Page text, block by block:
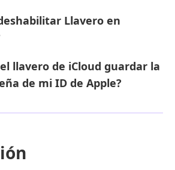
Llavero en
llavero de iCloud guardar la
de mi ID de Apple?